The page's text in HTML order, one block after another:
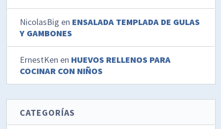
NicolasBig en ENSALADA TEMPLADA DE GULAS
Y GAMBONES
ErnestKen en HUEVOS RELLENOS PARA
COCINAR CON NIÑOS
CATEGORÍAS